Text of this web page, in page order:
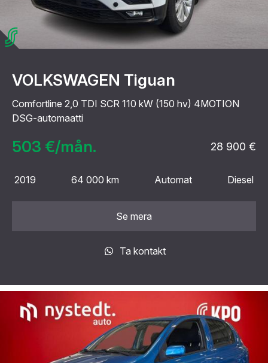
VOLKSWAGEN Tiguan
Comfortline 2,0 TDI SCR 110 kW (150 hv) 4MOTION
DSG-automaatti
503 €/mån. 28 900 €
2019 64 000 km Automat Diesel
Se mera
Ta kontakt